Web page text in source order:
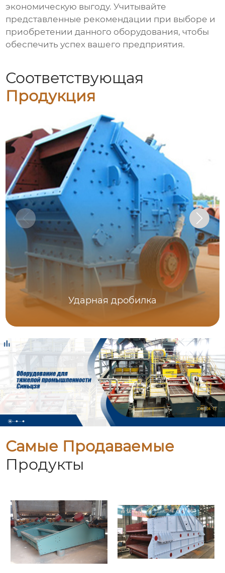
экономическую выгоду. Учитывайте
представленные рекомендации при выборе и
приобретении данного оборудования, чтобы
обеспечить успех вашего предприятия.
Соответствующая
Продукция
Ударная дробилка
Самые Продаваемые
Продукты